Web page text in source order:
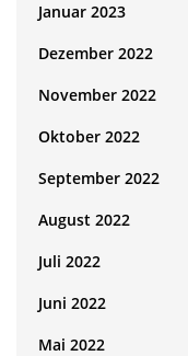
Januar 2023
Dezember 2022
November 2022
Oktober 2022
September 2022
August 2022
Juli 2022
Juni 2022
Mai 2022